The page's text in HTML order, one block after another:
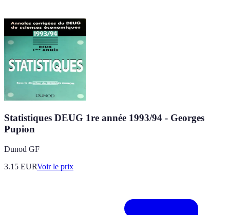
Statistiques DEUG 1re année 1993/94 - Georges
Pupion
Dunod GF
3.15 EURVoir le prix